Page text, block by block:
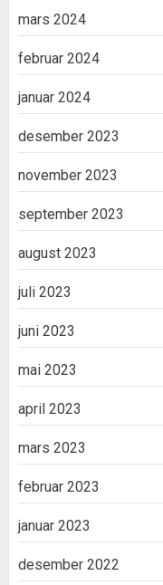
mars 2024
februar 2024
januar 2024
desember 2023
november 2023
september 2023
august 2023
juli 2023
juni 2023
mai 2023
april 2023
mars 2023
februar 2023
januar 2023
desember 2022